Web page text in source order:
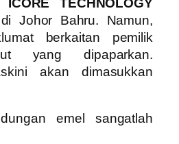
ICORE TECHNOLOGY
Johor Bahru. Namun,
berkaitan pemilik
yang dipaparkan.
akan dimasukkan
emel sangatlah